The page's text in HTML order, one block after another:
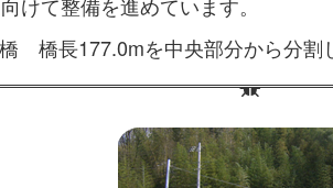
橋長177.0mを中央部分から分割